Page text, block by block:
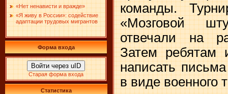
«Нет ненависти и вражде»
«Я живу в России»: содействие
адаптации трудовых мигрантов
Форма входа
Войти через uID
Старая форма входа
Статистика
команды.
«Мозговой
отвечали на
Затем ребятам
написать
в виде военного